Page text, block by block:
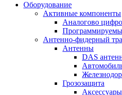
Оборудование
Активные компоненты
Аналогово
Антенно-фидерный
Антенны
DAS
Грозозащита